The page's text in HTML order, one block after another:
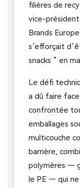
filières de
vice-
Brands
s’efforçait
snacks ” en
Le défi
a dû faire
confrontée
emballages
multicouche
barrière,
polymères —
le PE — qui